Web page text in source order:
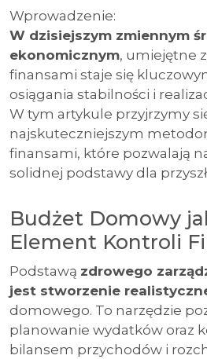
Wprowadzenie:
W dzisiejszym zmiennym
ekonomicznym, umiejętne
finansami staje się
osiągania stabilności i
W tym artykule przyjrzymy
najskuteczniejszym
finansami, które pozwalają
solidnej podstawy dla
Budżet Domowy
Element Kontroli
Podstawą zdrowego
jest stworzenie
domowego. To narzędzie
planowanie wydatków oraz
bilansem przychodów i